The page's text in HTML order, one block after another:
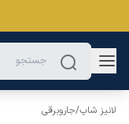
لانیز شاپ/جاروبرقی